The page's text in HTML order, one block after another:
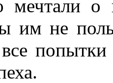
мечтали
им не
попытки